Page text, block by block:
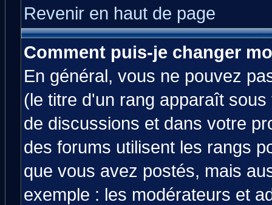
Revenir en haut de page
Comment puis-je changer
En général, vous ne pouvez
(le titre d'un rang apparaît
de discussions et dans votre
des forums utilisent les rangs
que vous avez postés, mais
exemple : les modérateurs et